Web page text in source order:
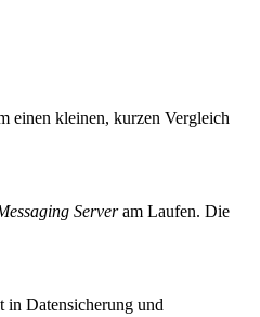
einen kleinen, kurzen Vergleich
Serveram Laufen. Die
in Datensicherung und